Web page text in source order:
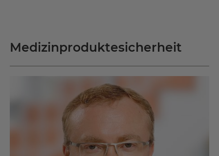
Medizinproduktesicherheit